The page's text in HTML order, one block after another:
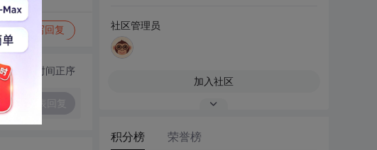
写回复
切换为时间正序
社区管理员
加入社区
积分榜 荣誉榜